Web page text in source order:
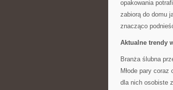
opakowania
zabiorą do domu
znacząco
Aktualne trendy
Branża ślubna
Młode pary
dla nich osobiste